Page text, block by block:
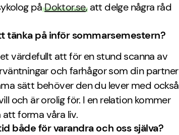
påDoktor.se, att delge några råd
tänka på inför sommarsemestern?
värdefullt att för en stund scanna av
och farhågor som din partner
sätt behöver den du lever med också
och är orolig för. I en relation kommer
forma våra liv.
både för varandra och oss själva?